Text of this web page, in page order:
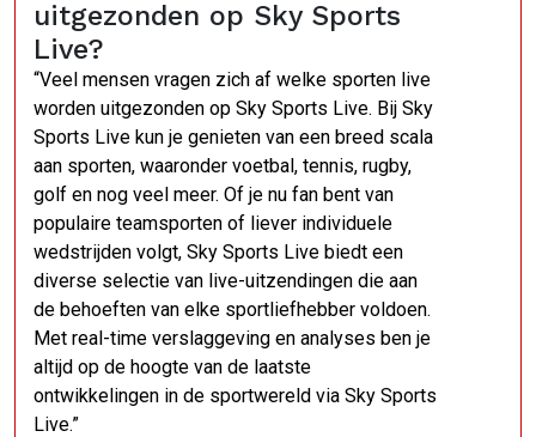
uitgezonden op Sky Sports
Live?
“Veel mensen vragen zich af welke sporten live
worden uitgezonden op Sky Sports Live. Bij Sky
Sports Live kun je genieten van een breed scala
aan sporten, waaronder voetbal, tennis, rugby,
golf en nog veel meer. Of je nu fan bent van
populaire teamsporten of liever individuele
wedstrijden volgt, Sky Sports Live biedt een
diverse selectie van live-uitzendingen die aan
de behoeften van elke sportliefhebber voldoen.
Met real-time verslaggeving en analyses ben je
altijd op de hoogte van de laatste
ontwikkelingen in de sportwereld via Sky Sports
Live.”